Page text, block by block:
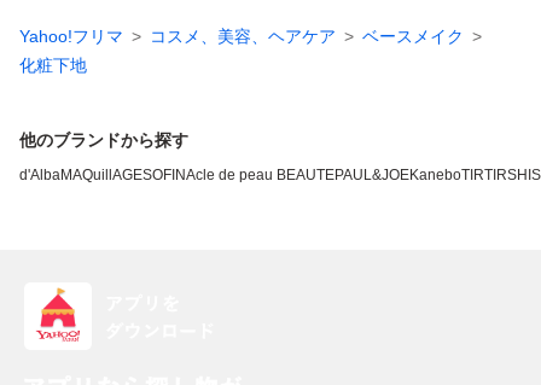
Yahoo!フリマ コスメ、美容、ヘアケア
ベースメイク
化粧下地
他のブランドから探す
d'AlbaMAQuillAGESOFINAcle de peau BEAUTEPAUL&JOEKaneboTIRTIR